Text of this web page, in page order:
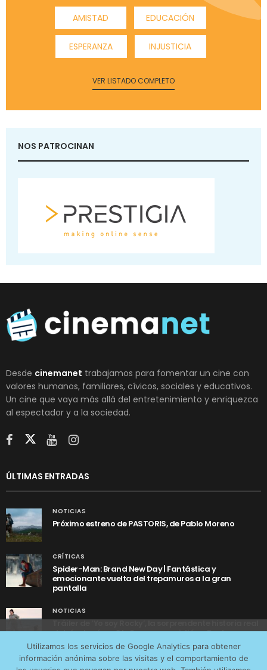
AMISTAD EDUCACIÓN
ESPERANZA INJUSTICIA
VER LISTADO COMPLETO
NOS PATROCINAN
Desde cinemanet trabajamos para fomentar un cine con
valores humanos, familiares, cívicos, sociales y educativos.
Un cine que vaya más allá del entretenimiento y enriquezca
al espectador y a la sociedad.
ÚLTIMAS ENTRADAS
NOTICIAS
Próximo estreno de PASTORIS, de Pablo Moreno
CRÍTICAS
Spider-Man: Brand New Day | Fantástica y
emocionante vuelta del trepamuros a la gran
pantalla
NOTICIAS
Tráiler de ‘Yo soy Rocky’, la sorprendente historia real
detrás de cómo Stallone se convirtió en Rocky
Utilizamos los servicios de Google Analytics para obtener
información anónima sobre las visitas y el comportamiento de
tráfico web que recibimos y conocer los servicios que
más os interesan. Puede cambiar las preferencias y